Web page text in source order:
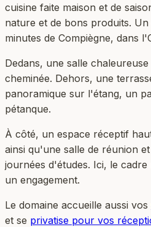
cuisine faite maison et de
nature et de bons produits.
minutes de Compiègne, dans
Dedans, une salle
cheminée. Dehors, une
panoramique sur l'étang, un
pétanque.
À côté, un espace réceptif
ainsi qu'une salle de réunion
journées d'études. Ici, le
un engagement.
Le domaine accueille aussi vos
et se privatise pour vos